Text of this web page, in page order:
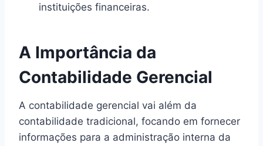
instituições financeiras.
A Importância da
Contabilidade Gerencial
A contabilidade gerencial vai além da
contabilidade tradicional, focando em fornecer
informações para a administração interna da